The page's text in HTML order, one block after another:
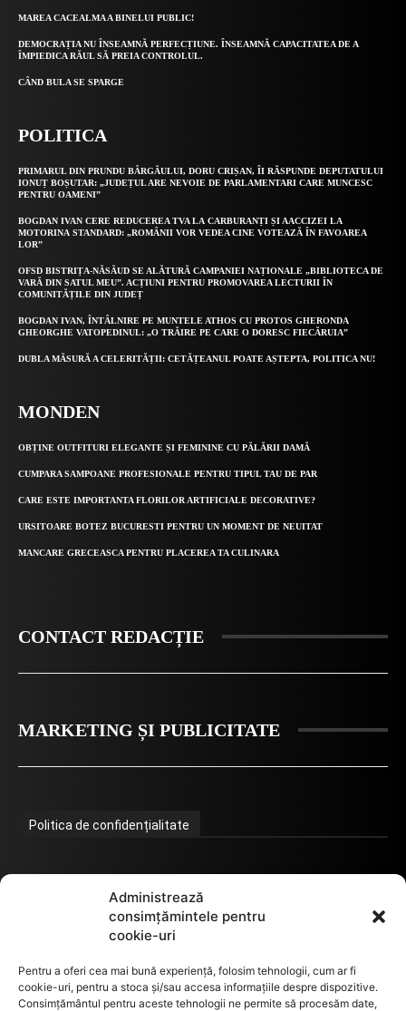
Administrează
consimțămintele pentru
cookie-uri
Pentru a oferi cea mai bună experiență, folosim tehnologii, cum ar fi
cookie-uri, pentru a stoca și/sau accesa informațiile despre dispozitive.
Consimțământul pentru aceste tehnologii ne permite să procesăm date,
MAREA CACEALMA A BINELUI PUBLIC!
DEMOCRAȚIA NU ÎNSEAMNĂ PERFECȚIUNE. ÎNSEAMNĂ CAPACITATEA DE A
ÎMPIEDICA RĂUL SĂ PREIA CONTROLUL.
CÂND BULA SE SPARGE
POLITICA
PRIMARUL DIN PRUNDU BÂRGĂULUI, DORU CRIȘAN, ÎI RĂSPUNDE DEPUTATULUI
IONUȚ BOȘUTAR: „JUDEȚUL ARE NEVOIE DE PARLAMENTARI CARE MUNCESC
PENTRU OAMENI”
BOGDAN IVAN CERE REDUCEREA TVA LA CARBURANȚI ȘI AACCIZEI LA
MOTORINA STANDARD: „ROMÂNII VOR VEDEA CINE VOTEAZĂ ÎN FAVOAREA
LOR”
OFSD BISTRIȚA-NĂSĂUD SE ALĂTURĂ CAMPANIEI NAȚIONALE „BIBLIOTECA DE
VARĂ DIN SATUL MEU”. ACȚIUNI PENTRU PROMOVAREA LECTURII ÎN
COMUNITĂȚILE DIN JUDEȚ
BOGDAN IVAN, ÎNTÂLNIRE PE MUNTELE ATHOS CU PROTOS GHERONDA
GHEORGHE VATOPEDINUL: „O TRĂIRE PE CARE O DORESC FIECĂRUIA”
DUBLA MĂSURĂ A CELERITĂȚII: CETĂȚEANUL POATE AȘTEPTA, POLITICA NU!
MONDEN
OBȚINE OUTFITURI ELEGANTE ȘI FEMININE CU PĂLĂRII DAMĂ
CUMPARA SAMPOANE PROFESIONALE PENTRU TIPUL TAU DE PAR
CARE ESTE IMPORTANTA FLORILOR ARTIFICIALE DECORATIVE?
URSITOARE BOTEZ BUCURESTI PENTRU UN MOMENT DE NEUITAT
MANCARE GRECEASCA PENTRU PLACEREA TA CULINARA
CONTACT REDACȚIE
MARKETING ȘI PUBLICITATE
Politica de confidențialitate
Termeni de utilizare